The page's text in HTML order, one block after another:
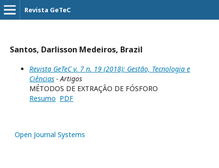
Revista GeTeC
Santos, Darlisson Medeiros, Brazil
Revista GeTeC v. 7 n. 19 (2018): Gestão, Tecnologia e
Ciências - Artigos
MÉTODOS DE EXTRAÇÃO DE FÓSFORO
Resumo PDF
Open Journal Systems